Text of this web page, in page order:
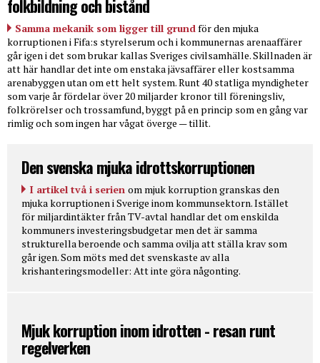
folkbildning och bistånd
Samma mekanik som ligger till grundför den mjuka
korruptionen i Fifa:s styrelserum och i kommunernas arenaaffärer
går igen i det som brukar kallas Sveriges civilsamhälle. Skillnaden är
att här handlar det inte om enstaka jävsaffärer eller kostsamma
arenabyggen utan om ett helt system. Runt 40 statliga myndigheter
som varje år fördelar över 20 miljarder kronor till föreningsliv,
folkrörelser och trossamfund, byggt på en princip som en gång var
rimlig och som ingen har vågat överge — tillit.
Den svenska mjuka idrottskorruptionen
I artikel två i serien om mjuk korruption granskas den
mjuka korruptionen i Sverige inom kommunsektorn. Istället
för miljardintäkter från TV-avtal handlar det om enskilda
kommuners investeringsbudgetar men det är samma
strukturella beroende och samma ovilja att ställa krav som
går igen. Som möts med det svenskaste av alla
krishanteringsmodeller: Att inte göra någonting.
Mjuk korruption inom idrotten - resan runt
regelverken